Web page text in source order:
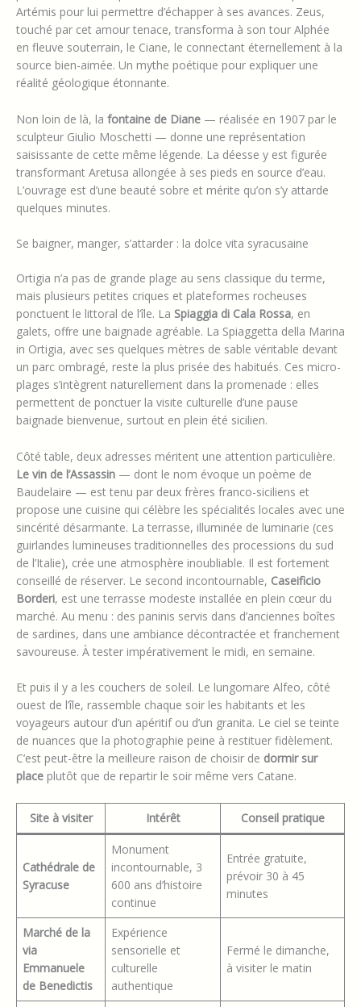
Artémis pour lui permettre d’échapper à ses avances. Zeus,
touché par cet amour tenace, transforma à son tour Alphée
en fleuve souterrain, le Ciane, le connectant éternellement à la
source bien-aimée. Un mythe poétique pour expliquer une
réalité géologique étonnante.
Non loin de là, la fontaine de Diane — réalisée en 1907 par le
sculpteur Giulio Moschetti — donne une représentation
saisissante de cette même légende. La déesse y est figurée
transformant Aretusa allongée à ses pieds en source d’eau.
L’ouvrage est d’une beauté sobre et mérite qu’on s’y attarde
quelques minutes.
Se baigner, manger, s’attarder : la dolce vita syracusaine
Ortigia n’a pas de grande plage au sens classique du terme,
mais plusieurs petites criques et plateformes rocheuses
ponctuent le littoral de l’île. La Spiaggia di Cala Rossa, en
galets, offre une baignade agréable. La Spiaggetta della Marina
in Ortigia, avec ses quelques mètres de sable véritable devant
un parc ombragé, reste la plus prisée des habitués. Ces micro-
plages s’intègrent naturellement dans la promenade : elles
permettent de ponctuer la visite culturelle d’une pause
baignade bienvenue, surtout en plein été sicilien.
Côté table, deux adresses méritent une attention particulière.
Le vin de l’Assassin — dont le nom évoque un poème de
Baudelaire — est tenu par deux frères franco-siciliens et
propose une cuisine qui célèbre les spécialités locales avec une
sincérité désarmante. La terrasse, illuminée de luminarie (ces
guirlandes lumineuses traditionnelles des processions du sud
de l’Italie), crée une atmosphère inoubliable. Il est fortement
conseillé de réserver. Le second incontournable, Caseificio
Borderi, est une terrasse modeste installée en plein cœur du
marché. Au menu : des paninis servis dans d’anciennes boîtes
de sardines, dans une ambiance décontractée et franchement
savoureuse. À tester impérativement le midi, en semaine.
Et puis il y a les couchers de soleil. Le lungomare Alfeo, côté
ouest de l’île, rassemble chaque soir les habitants et les
voyageurs autour d’un apéritif ou d’un granita. Le ciel se teinte
de nuances que la photographie peine à restituer fidèlement.
C’est peut-être la meilleure raison de choisir de dormir sur
place plutôt que de repartir le soir même vers Catane.
Site à visiter Intérêt Conseil pratique
Cathédrale de
Syracuse
Monument
incontournable, 3
600 ans d’histoire
continue
Entrée gratuite,
prévoir 30 à 45
minutes
Marché de la
via
Emmanuele
de Benedictis
Expérience
sensorielle et
culturelle
authentique
Fermé le dimanche,
à visiter le matin